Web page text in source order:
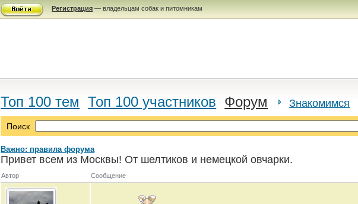
Регистрация — владельцам собак и питомникам
Топ 100 тем Топ 100 участников Форум Знакомимся
Поиск
Важно: правила форума
Привет всем из Москвы! От шелтиков и немецкой овчарки.
Автор Сообщение